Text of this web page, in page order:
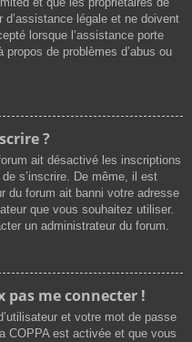
légale et ne doivent
lorsque l’assistance porte
de problèmes d’abus ou
?
ait désactivé les inscriptions
s’inscrire. De même, il est
du forum ait banni votre adresse
que vous souhaitez utiliser.
un administrateur du forum.
pas me connecter !
et votre mot de passe
COPPA est activée et que vous